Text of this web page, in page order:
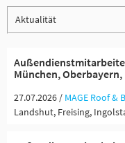
München,
27.07.2026 / MAGE Roof &
Landshut, Freising,